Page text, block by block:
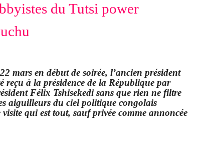
du Tutsi power
mars en début de soirée, l’ancien président
reçu à la présidence de la République par
Félix Tshisekedi sans que rien ne filtre
aiguilleurs du ciel politique congolais
visite qui est tout, sauf privée comme annoncée